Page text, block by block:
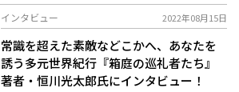
インタビュー 2022年08月15日
常識を超えた素敵などこかへ、あなたを
誘う多元世界紀行『箱庭の巡礼者たち』
著者・恒川光太郎氏にインタビュー！